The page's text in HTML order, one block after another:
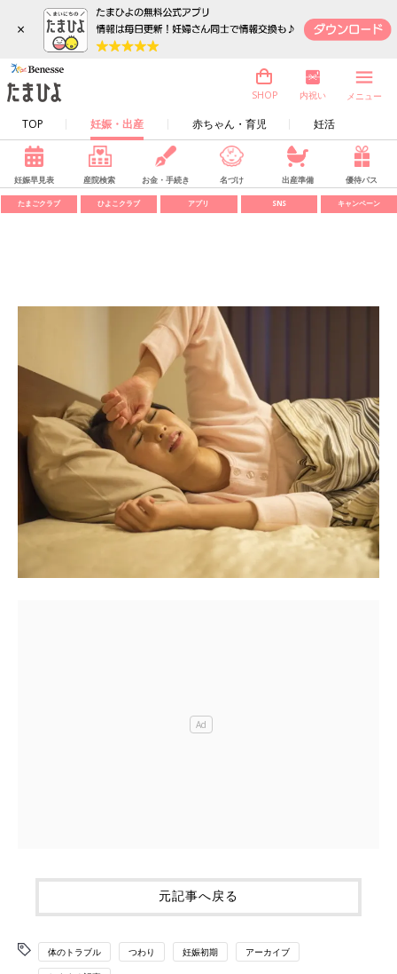
×
TOP 妊娠・出産 赤ちゃん・育児 妊活
SHOP 内祝い メニュー
妊娠早見表 産院検索 お金・手続き 名づけ 出産準備 優待パス
たまごクラブ ひよこクラブ アプリ SNS キャンペーン
元記事へ戻る
体のトラブル つわり 妊娠初期 アーカイブ